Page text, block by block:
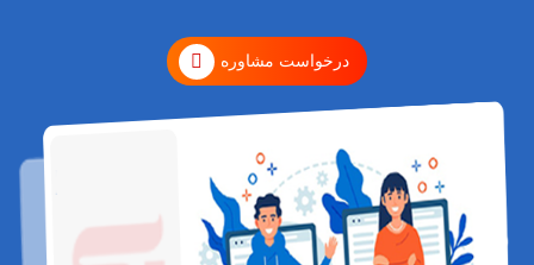
درخواست مشاوره